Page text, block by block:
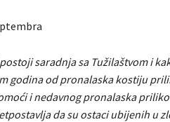
saradnja sa Tužilaštvom i
godina od pronalaska kostiju
i nedavnog pronalaska
da su ostaci ubijenih u